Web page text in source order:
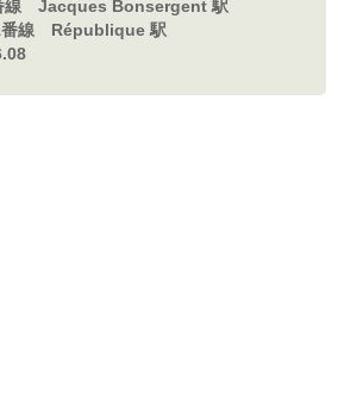
線 Jacques Bonsergent 駅
番線 République 駅